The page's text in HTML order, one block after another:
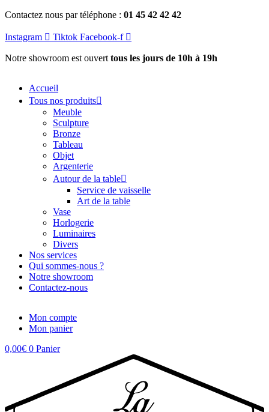
Aller
contenu
Contactez nous par téléphone : 01 45 42 42 42
Instagram Tiktok Facebook-f
Notre showroom est ouvert tous les jours de 10h à 19h
Accueil
Tous nos produits
Meuble
Sculpture
Bronze
Tableau
Objet
Argenterie
Autour de la table
Service de vaisselle
Art de la table
Vase
Horlogerie
Luminaires
Divers
Nos services
Qui sommes-nous ?
Notre showroom
Contactez-nous
Mon compte
Mon panier
0,00€ 0 Panier